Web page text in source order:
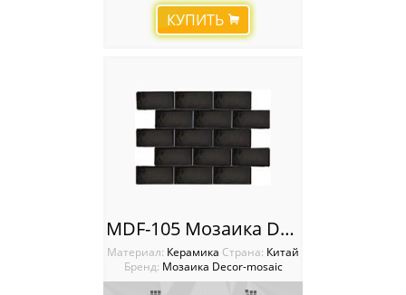
КУПИТЬ
MDF-105 Мозаика Decor-mosaic
Материал: Керамика Cтрана: Китай
Бренд: Мозаика Decor-mosaic